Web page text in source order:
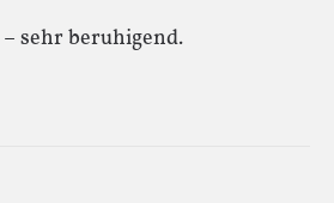
– sehr beruhigend.